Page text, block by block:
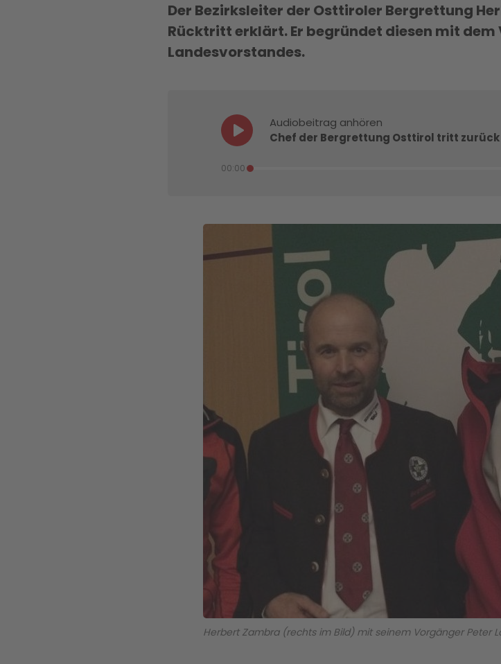
Der Bezirksleiter der Osttiroler Bergrettung
Rücktritt erklärt. Er begründet diesen mit dem
Landesvorstandes.
Audiobeitrag anhören
Chef der Bergrettung Osttirol tritt zurück
00:00
Herbert Zambra (rechts im Bild) mit seinem Vorgänger Peter